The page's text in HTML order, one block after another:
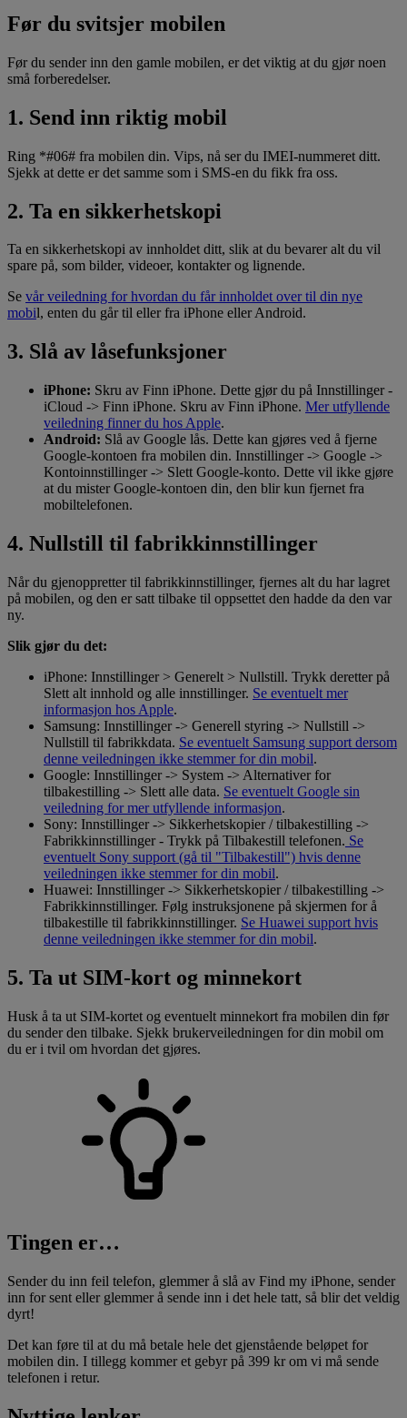
Før du svitsjer mobilen
Før du sender inn den gamle mobilen, er det viktig at du gjør noen
små forberedelser.
1. Send inn riktig mobil
Ring *#06# fra mobilen din. Vips, nå ser du IMEI-nummeret ditt.
Sjekk at dette er det samme som i SMS-en du fikk fra oss.
2. Ta en sikkerhetskopi
Ta en sikkerhetskopi av innholdet ditt, slik at du bevarer alt du vil
spare på, som bilder, videoer, kontakter og lignende.
Se vår veiledning for hvordan du får innholdet over til din nye
mobil, enten du går til eller fra iPhone eller Android.
3. Slå av låsefunksjoner
iPhone: Skru av Finn iPhone. Dette gjør du på Innstillinger -
iCloud -> Finn iPhone. Skru av Finn iPhone. Mer utfyllende
veiledning finner du hos Apple.
Android: Slå av Google lås. Dette kan gjøres ved å fjerne
Google-kontoen fra mobilen din. Innstillinger -> Google ->
Kontoinnstillinger -> Slett Google-konto. Dette vil ikke gjøre
at du mister Google-kontoen din, den blir kun fjernet fra
mobiltelefonen.
4. Nullstill til fabrikkinnstillinger
Når du gjenoppretter til fabrikkinnstillinger, fjernes alt du har lagret
på mobilen, og den er satt tilbake til oppsettet den hadde da den var
ny.
Slik gjør du det:
iPhone: Innstillinger > Generelt > Nullstill. Trykk deretter på
Slett alt innhold og alle innstillinger. Se eventuelt mer
informasjon hos Apple.
Samsung: Innstillinger -> Generell styring -> Nullstill ->
Nullstill til fabrikkdata. Se eventuelt Samsung support dersom
denne veiledningen ikke stemmer for din mobil.
Google: Innstillinger -> System -> Alternativer for
tilbakestilling -> Slett alle data. Se eventuelt Google sin
veiledning for mer utfyllende informasjon.
Sony: Innstillinger -> Sikkerhetskopier / tilbakestilling ->
Fabrikkinnstillinger - Trykk på Tilbakestill telefonen. Se
eventuelt Sony support (gå til "Tilbakestill") hvis denne
veiledningen ikke stemmer for din mobil.
Huawei: Innstillinger -> Sikkerhetskopier / tilbakestilling ->
Fabrikkinnstillinger. Følg instruksjonene på skjermen for å
tilbakestille til fabrikkinnstillinger. Se Huawei support hvis
denne veiledningen ikke stemmer for din mobil.
5. Ta ut SIM-kort og minnekort
Husk å ta ut SIM-kortet og eventuelt minnekort fra mobilen din før
du sender den tilbake. Sjekk brukerveiledningen for din mobil om
du er i tvil om hvordan det gjøres.
Tingen er…
Sender du inn feil telefon, glemmer å slå av Find my iPhone, sender
inn for sent eller glemmer å sende inn i det hele tatt, så blir det veldig
dyrt!
Det kan føre til at du må betale hele det gjenstående beløpet for
mobilen din. I tillegg kommer et gebyr på 399 kr om vi må sende
telefonen i retur.